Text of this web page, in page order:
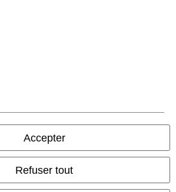
Accepter
Refuser tout
EMP